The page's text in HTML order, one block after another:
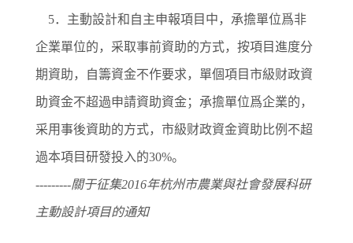
5．主動設計和自主申報項目中，承擔單位爲非
企業單位的，采取事前資助的方式，按項目進度分
期資助，自籌資金不作要求，單個項目市級财政資
助資金不超過申請資助資金；承擔單位爲企業的，
采用事後資助的方式，市級财政資金資助比例不超
過本項目研發投入的30%。
---------關于征集2016年杭州市農業與社會發展科研
主動設計項目的通知